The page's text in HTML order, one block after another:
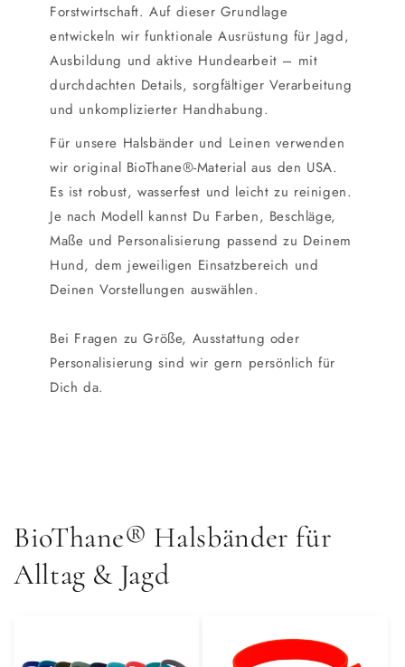
Forstwirtschaft. Auf dieser Grundlage
entwickeln wir funktionale Ausrüstung für Jagd,
Ausbildung und aktive Hundearbeit – mit
durchdachten Details, sorgfältiger Verarbeitung
und unkomplizierter Handhabung.
Für unsere Halsbänder und Leinen verwenden
wir original BioThane®-Material aus den USA.
Es ist robust, wasserfest und leicht zu reinigen.
Je nach Modell kannst Du Farben, Beschläge,
Maße und Personalisierung passend zu Deinem
Hund, dem jeweiligen Einsatzbereich und
Deinen Vorstellungen auswählen.
Bei Fragen zu Größe, Ausstattung oder
Personalisierung sind wir gern persönlich für
Dich da.
BioThane® Halsbänder für
Alltag & Jagd